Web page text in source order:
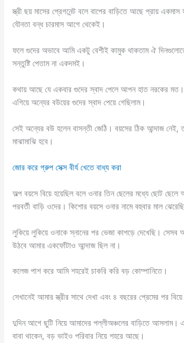
স্ত্রী ছয় মাসের প্রেগনেন্ট বলে বাপের বাড়িতে আছে প্রায়
যৌনতা বন্ধ চারমাস আগে থেকেই।
ফলে গুদের অভাবে আমি একটু বেশীই কামুক থাকতাম ঐ
সন্তুষ্টি পেতাম না একদমই।
কথায় আছে যে একবার গুদের স্বাদ পেলে আপন হাত নরকের
এগিয়ে অন্যের বউয়ের গুদের স্বাদ পেয়ে গেছিলাম।
সেই অন্যের বউ হলেন বাসন্তী জেঠি। বয়সের ঠিক আন্দাজ
মাঝামাঝি হবে।
জোর করে গ্রুপ সেক্স বীর্য খেতে বাধ্য করা
অল্প বয়সে বিয়ে হয়েছিল বলে ওনার তিন ছেলের মধ্যে ছোট
পরবর্তী বাড়ি ওদের। কিশোর বয়সে ওনার নামে বহুবার মাল
লুকিয়ে লুকিয়ে ওনাকে স্নানের পর ভেজা কাপড়ে দেখেছি। সেসব
উঠবে আমার একফোঁটাও আন্দাজ ছিল না।
কলেজ পাশ করে আমি শহরেই চাকরি করি বড় কোম্পানিতে।
সেখানেই আমার স্ত্রীর সাথে দেখা এবং ৪ বছরের প্রেমের পর
দুদিন আগে ছুটি নিয়ে আমাদের পল্লীঅঞ্চলের বাড়িতে আসলাম।
বাবা থাকেন, বড় ভাইও পরিবার নিয়ে শহরে আছে।